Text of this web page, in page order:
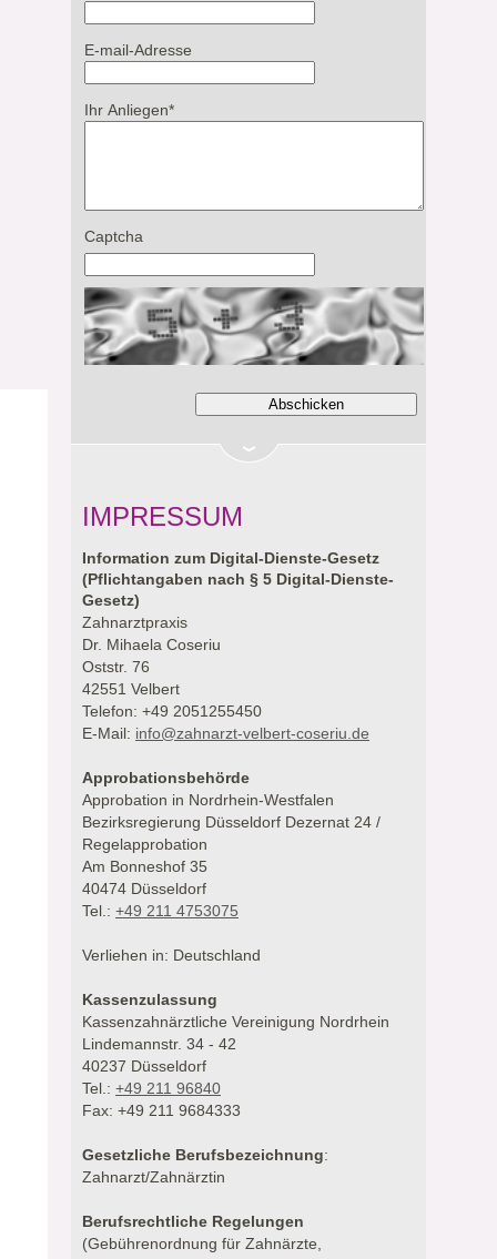
E-mail-Adresse
Ihr Anliegen*
Captcha
IMPRESSUM
Information zum Digital-Dienste-Gesetz
(Pflichtangaben nach § 5 Digital-Dienste-
Gesetz)
Zahnarztpraxis
Dr. Mihaela Coseriu
Oststr. 76
42551 Velbert
Telefon: +49 2051255450
E-Mail: info@zahnarzt-velbert-coseriu.de
Approbationsbehörde
Approbation in Nordrhein-Westfalen
Bezirksregierung Düsseldorf Dezernat 24 /
Regelapprobation
Am Bonneshof 35
40474 Düsseldorf
Tel.: +49 211 4753075
Verliehen in: Deutschland
Kassenzulassung
Kassenzahnärztliche Vereinigung Nordrhein
Lindemannstr. 34 - 42
40237 Düsseldorf
Tel.: +49 211 96840
Fax: +49 211 9684333
Gesetzliche Berufsbezeichnung:
Zahnarzt/Zahnärztin
Berufsrechtliche Regelungen
(Gebührenordnung für Zahnärzte,